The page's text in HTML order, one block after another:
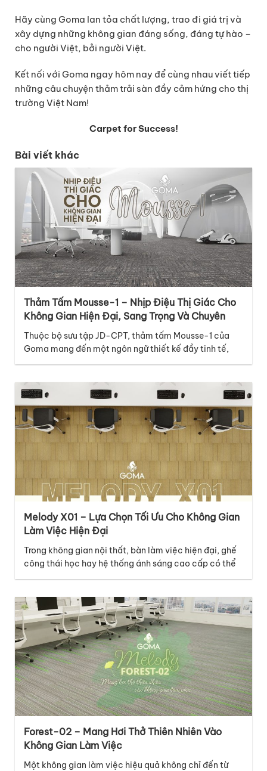
Hãy cùng Goma lan tỏa chất lượng, trao đi giá trị và
xây dựng những không gian đáng sống, đáng tự hào –
cho người Việt, bởi người Việt.
Kết nối với Goma ngay hôm nay để cùng nhau viết tiếp
những câu chuyện thảm trải sàn đầy cảm hứng cho thị
trường Việt Nam!
Carpet for Success!
Bài viết khác
Thảm Tấm Mousse-1 – Nhịp Điệu Thị Giác Cho
Không Gian Hiện Đại, Sang Trọng Và Chuyên
Nghiệp
Thuộc bộ sưu tập JD-CPT, thảm tấm Mousse-1 của
Goma mang đến một ngôn ngữ thiết kế đầy tinh tế,
hiện đại và giàu cảm xúc, phù hợp với nhiều không
Mousse-1 nằm ở thiết kế graphic với những đường vân
dọc đan xen…
Melody X01 – Lựa Chọn Tối Ưu Cho Không Gian
Làm Việc Hiện Đại
Trong không gian nội thất, bàn làm việc hiện đại, ghế
công thái học hay hệ thống ánh sáng cao cấp có thể
là những điểm nhấn nổi bật, nhưng lớp nền dưới chân
Với thiết kế thuộc bộ sưu tập…
Forest-02 – Mang Hơi Thở Thiên Nhiên Vào
Không Gian Làm Việc
Một không gian làm việc hiệu quả không chỉ đến từ